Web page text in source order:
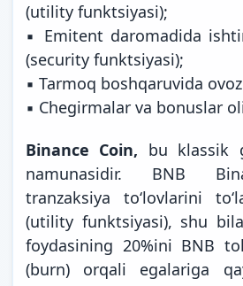
(utility funktsiyasi);
▪️ Emitent daromadida
(security funktsiyasi);
▪️ Tarmoq boshqaruvida
▪️ Chegirmalar va bonuslar
Binance Coin, bu klassik
namunasidir. BNB
tranzaksiya toʻlovlarini
(utility funktsiyasi), shu
foydasining 20%ini BNB
(burn) orqali egalariga